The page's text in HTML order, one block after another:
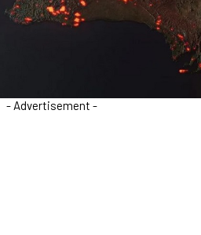
- Advertisement -